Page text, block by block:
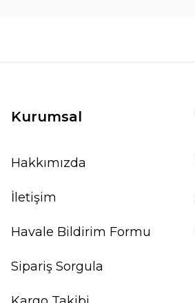
Kurumsal
Hakkımızda
İletişim
Havale Bildirim Formu
Sipariş Sorgula